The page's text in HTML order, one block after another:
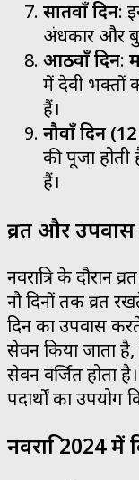
सातवाँ दिन:
अंधकार और
आठवाँ दिन:
में देवी भक्तों
हैं।
नौवाँ दिन
की पूजा होती
हैं।
व्रत और उपवास
नवरात्रि के दौरान
नौ दिनों तक व्रत
दिन का उपवास
सेवन किया जाता
सेवन वर्जित होता
पदार्थों का उपयोग
नवरात्रि